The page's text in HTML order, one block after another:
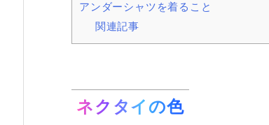
アンダーシャツを着ること
関連記事
ネクタイの色